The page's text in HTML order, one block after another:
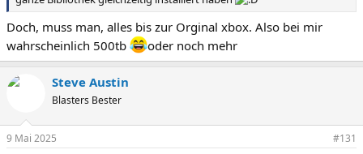
Doch, muss man, alles bis zur Orginal xbox. Also bei mir
wahrscheinlich 500tb
oder noch mehr
Steve Austin
Blasters Bester
9 Mai 2025 #131